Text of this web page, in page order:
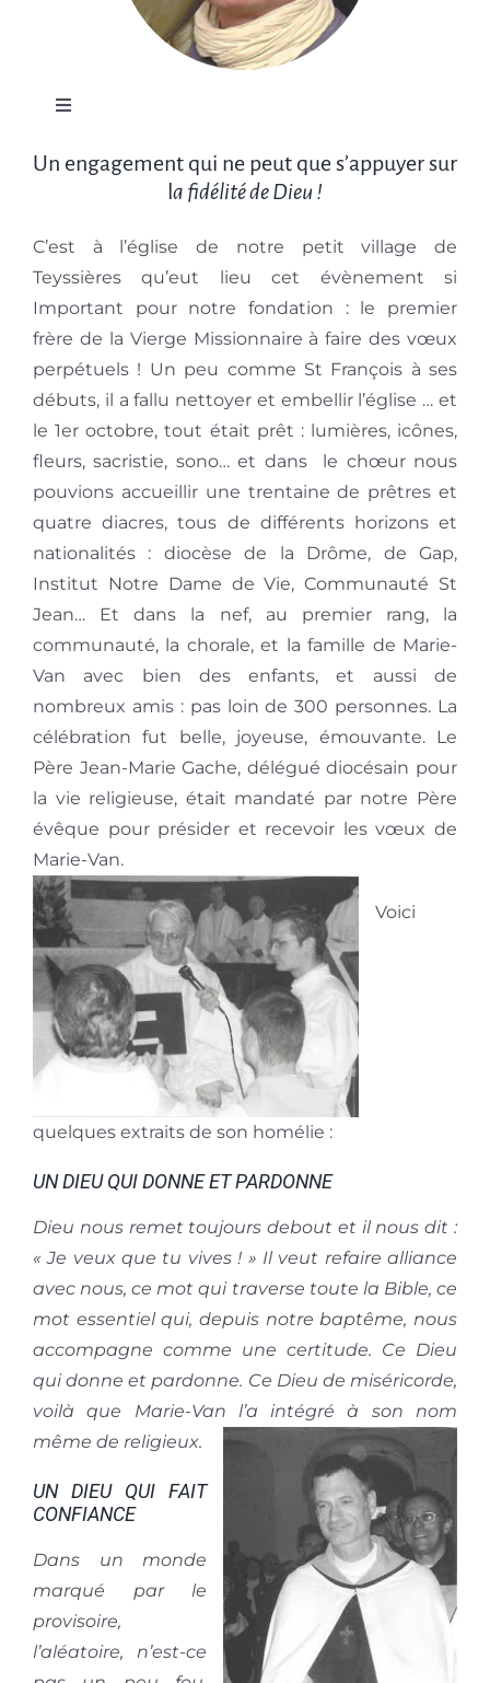
Toggle
Témoignage
Ordination sacerdotale
Enseignements
Devenir frère ou soeur
Un engagement qui ne peut que s’appuyer sur
la fidélitéde Dieu !
C’est à l’église de notre petit village de
Teyssières qu’eut lieu cet évènement si
Important pour notre fondation : le premier
frère de la Vierge Missionnaire à faire des vœux
perpétuels ! Un peu comme St François à ses
débuts, il a fallu nettoyer et embellir l’église … et
le 1er octobre, tout était prêt : lumières, icônes,
fleurs, sacristie, sono… et dans le chœur nous
pouvions accueillir une trentaine de prêtres et
quatre diacres, tous de différents horizons et
nationalités : diocèse de la Drôme, de Gap,
Institut Notre Dame de Vie, Communauté St
Jean… Et dans la nef, au premier rang, la
communauté, la chorale, et la famille de Marie-
Van avec bien des enfants, et aussi de
nombreux amis : pas loin de 300 personnes. La
célébration fut belle, joyeuse, émouvante. Le
Père Jean-Marie Gache, délégué diocésain pour
la vie religieuse, était mandaté par notre Père
évêque pour présider et recevoir les vœux de
Marie-Van.
Voici
quelques extraits de son homélie :
UN DIEU QUI DONNE ET PARDONNE
Dieu nous remet toujours debout et il nous dit :
« Je veux que tu vives ! » Il veut refaire alliance
avec nous, ce mot qui traverse toute la Bible, ce
mot essentiel qui, depuis notre baptême, nous
accompagne comme une certitude. Ce Dieu
qui donne et pardonne. Ce Dieu de miséricorde,
voilà que Marie-Van l’a intégré à son nom
même de religieux.
UN DIEU QUI FAIT
CONFIANCE
Dans un monde
marqué par le
provisoire,
l’aléatoire, n’est-ce